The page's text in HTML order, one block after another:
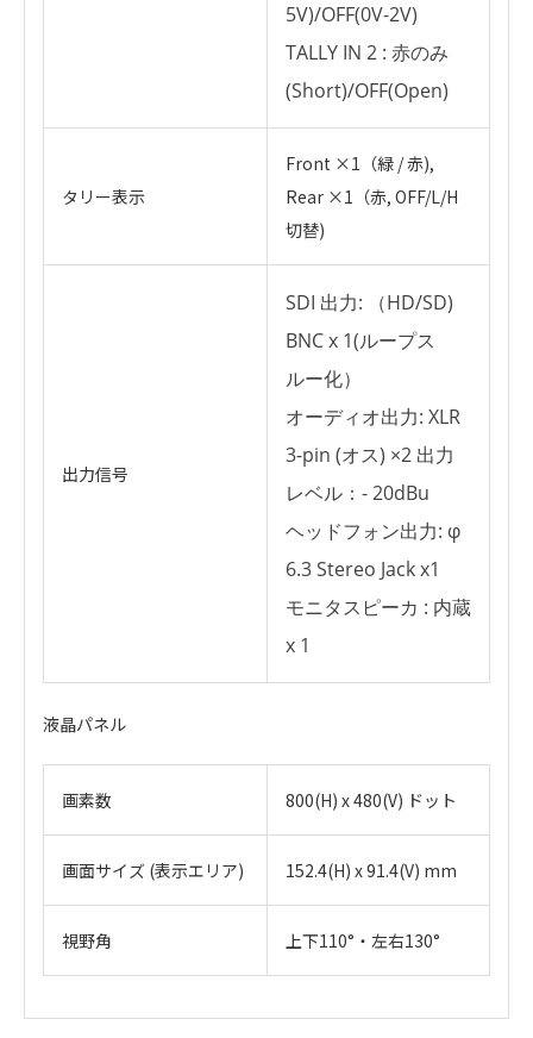
5V)/OFF(0V-2V)
TALLY IN 2 : 赤のみ
(Short)/OFF(Open)
タリー表示
Front ×1（緑 / 赤),
Rear ×1（赤, OFF/L/H
切替)
出力信号
SDI 出力: （HD/SD)
BNC x 1(ループス
ルー化）
オーディオ出力: XLR
3-pin (オス) ×2 出力
レベル：- 20dBu
ヘッドフォン出力: φ
6.3 Stereo Jack x1
モニタスピーカ : 内蔵
x 1
液晶パネル
画素数 800(H) x 480(V) ドット
画面サイズ (表示エリア) 152.4(H) x 91.4(V) mm
視野角 上下110°・左右130°
HDK-79GX
・
アイコンのファイルは個人情報の入力が必須と